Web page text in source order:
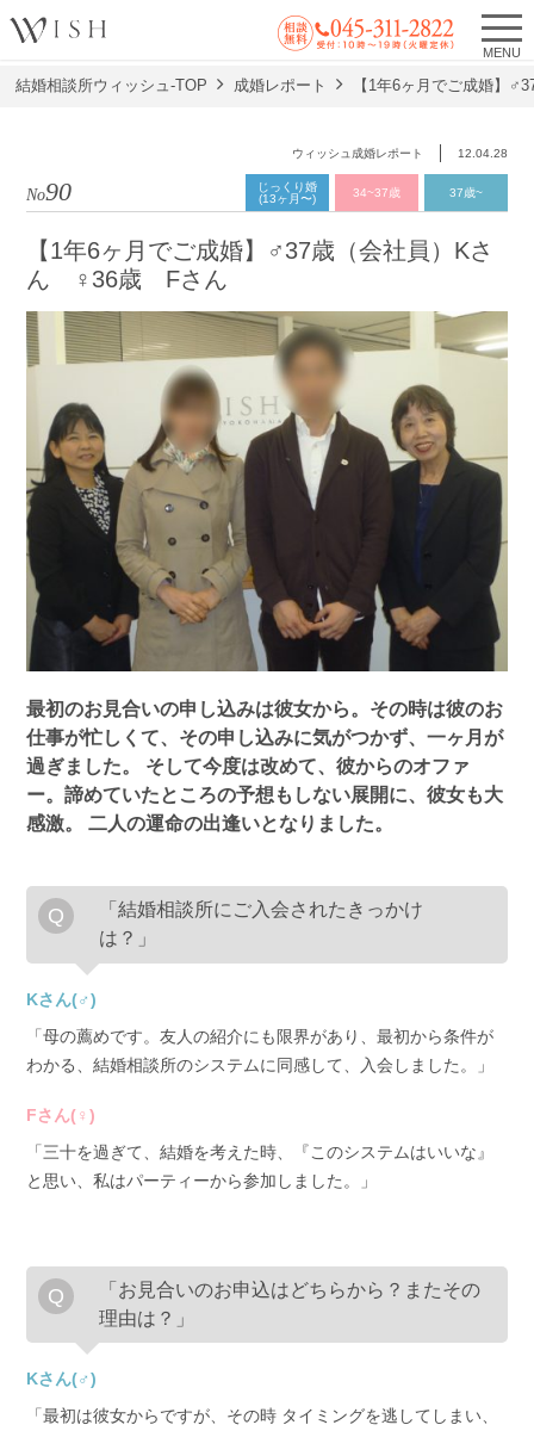
MENU
結婚相談所ウィッシュ-TOP 成婚レポート 【1年6ヶ月でご成婚】
ウィッシュ成婚レポート 12.04.28
No.90
じっくり婚
(13ヶ月〜)
34~37歳 37歳~
【1年6ヶ月でご成婚】♂37歳（会社員）Kさ
ん ♀36歳 Fさん
最初のお見合いの申し込みは彼女から。その時は彼のお
仕事が忙しくて、その申し込みに気がつかず、一ヶ月が
過ぎました。
そして今度は改めて、彼からのオファ
ー。諦めていたところの予想もしない展開に、彼女も大
感激。
二人の運命の出逢いとなりました。
「結婚相談所にご入会されたきっかけ
は？」
Kさん(♂)
「母の薦めです。友人の紹介にも限界があり、最初から条件が
わかる、結婚相談所のシステムに同感して、入会しました。」
Fさん(♀)
「三十を過ぎて、結婚を考えた時、『このシステムはいいな』
と思い、私はパーティーから参加しました。」
「お見合いのお申込はどちらから？またその
理由は？」
Kさん(♂)
「最初は彼女からですが、その時 タイミングを逃してしまい、